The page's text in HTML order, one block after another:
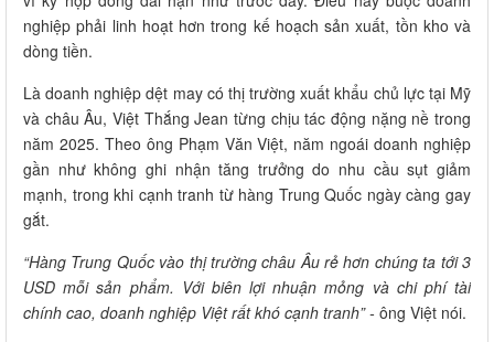
nghiệp phải linh hoạt hơn trong kế hoạch sản xuất, tồn kho và
dòng tiền.
Là doanh nghiệp dệt may có thị trường xuất khẩu chủ lực tại Mỹ
và châu Âu, Việt Thắng Jean từng chịu tác động nặng nề trong
năm 2025. Theo ông Phạm Văn Việt, năm ngoái doanh nghiệp
gần như không ghi nhận tăng trưởng do nhu cầu sụt giảm
mạnh, trong khi cạnh tranh từ hàng Trung Quốc ngày càng gay
gắt.
“Hàng Trung Quốc vào thị trường châu Âu rẻ hơn chúng ta tới 3
USD mỗi sản phẩm. Với biên lợi nhuận mỏng và chi phí tài
chính cao, doanh nghiệp Việt rất khó cạnh tranh” - ông Việt nói.